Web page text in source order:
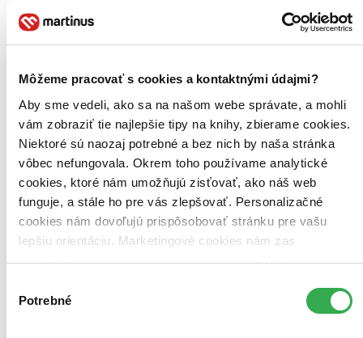
Môžeme pracovať s cookies a kontaktnými údajmi?
Aby sme vedeli, ako sa na našom webe správate, a mohli
vám zobraziť tie najlepšie tipy na knihy, zbierame cookies.
Niektoré sú naozaj potrebné a bez nich by naša stránka
vôbec nefungovala. Okrem toho používame analytické
cookies, ktoré nám umožňujú zisťovať, ako náš web
funguje, a stále ho pre vás zlepšovať. Personalizačné
cookies nám dovoľujú prispôsobovať stránku pre vašu
lepšiu orientáciu. Marketingové cookies nám zas
umožňujú zobrazenie relevantnej reklamy. Niektoré údaje
keby sme mohli používať všetky tieto cookies. Ďakujeme!
súhlasu
Potrebné
Väzba
Zoradiť
Bestsellery
Top hodnotené
Novinky
Najdrahšie
Najlacnejšie
Najvyššia zľava
Zrušiť filtre